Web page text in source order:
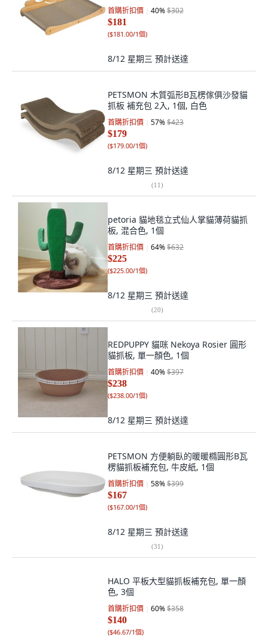
首購折扣價 40%$302
$181
($181.00/1個)
8/12 星期三 預計送達
PETSMON 木質弧形B瓦楞傢俱沙發貓
抓板 補充包 2入, 1個, 白色
首購折扣價 57%$423
$179
($179.00/1個)
8/12 星期三 預計送達
(11)
petoria 貓地毯立式仙人掌貓薄荷貓抓
板, 混合色, 1個
首購折扣價 64%$632
$225
($225.00/1個)
8/12 星期三 預計送達
(20)
REDPUPPY 貓咪 Nekoya Rosier 圓形
貓抓板, 單一顏色, 1個
首購折扣價 40%$397
$238
($238.00/1個)
8/12 星期三 預計送達
PETSMON 方便躺臥的暖暖橢圓形B瓦
楞貓抓板補充包, 牛皮紙, 1個
首購折扣價 58%$399
$167
($167.00/1個)
8/12 星期三 預計送達
(31)
HALO 平板大型貓抓板補充包, 單一顏
色, 3個
首購折扣價 60%$358
$140
($46.67/1個)